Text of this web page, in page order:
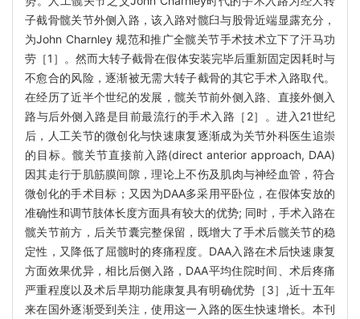
子截骨髋关节外侧入路，该入路对髋臼与股骨近端显露充分，
为John Charnley 规范和推广全髋关节手术技术立下了汗马功
劳［1］。然而大转子截骨在假体安装完毕后重新固定因耗时与
不愈合的风险，逐渐被无需大转子截骨的其它手术入路取代。
在经历了近半个世纪的发展，髋关节前外侧入路、直接外侧入
路与后外侧入路是目前最流行的手术入路［2］。进入21世纪
后，人工关节的微创化与快速康复逐渐成为关节外科医生追崇
的目标。髋关节直接前入路(direct anterior approach, DAA)
因其走行于肌筋膜间隙，理论上不伤及肌肉与神经血管，符合
微创化的手术目标；又因为DAA多采用平卧位，在假体安放的
准确性和调节肢体长度方面具有较大的优势; 同时，手术入路在
髋关节前方，后关节囊完整保留，既增大了手术后髋关节的稳
定性，又降低了屈髋时的疼痛程度。DAA入路在术后快速康复
方面效果优异，相比后侧入路，DAA平均住院时间、术后疼痛
严重程度以及术后早期功能康复具有明确优势［3］,近十五年
来在国外逐渐受到关注，使用这一入路的医生快速增长。本刊